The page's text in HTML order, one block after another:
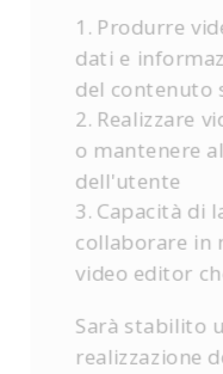
1. Produrre
dati e
del contenuto
2. Realizzare
o mantenere
dell'utente
3. Capacità di
collaborare in
video editor
Sarà stabilito
realizzazione